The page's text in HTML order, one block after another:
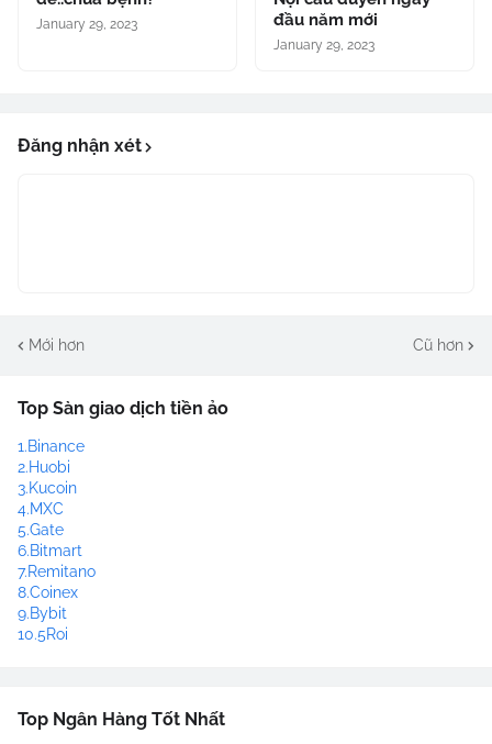
January 29, 2023
đầu năm mới
January 29, 2023
Đăng nhận xét
Mới hơn Cũ hơn
Top Sàn giao dịch tiền ảo
1.Binance
2.Huobi
3.Kucoin
4.MXC
5.Gate
6.Bitmart
7.Remitano
8.Coinex
9.Bybit
10.5Roi
Top Ngân Hàng Tốt Nhất